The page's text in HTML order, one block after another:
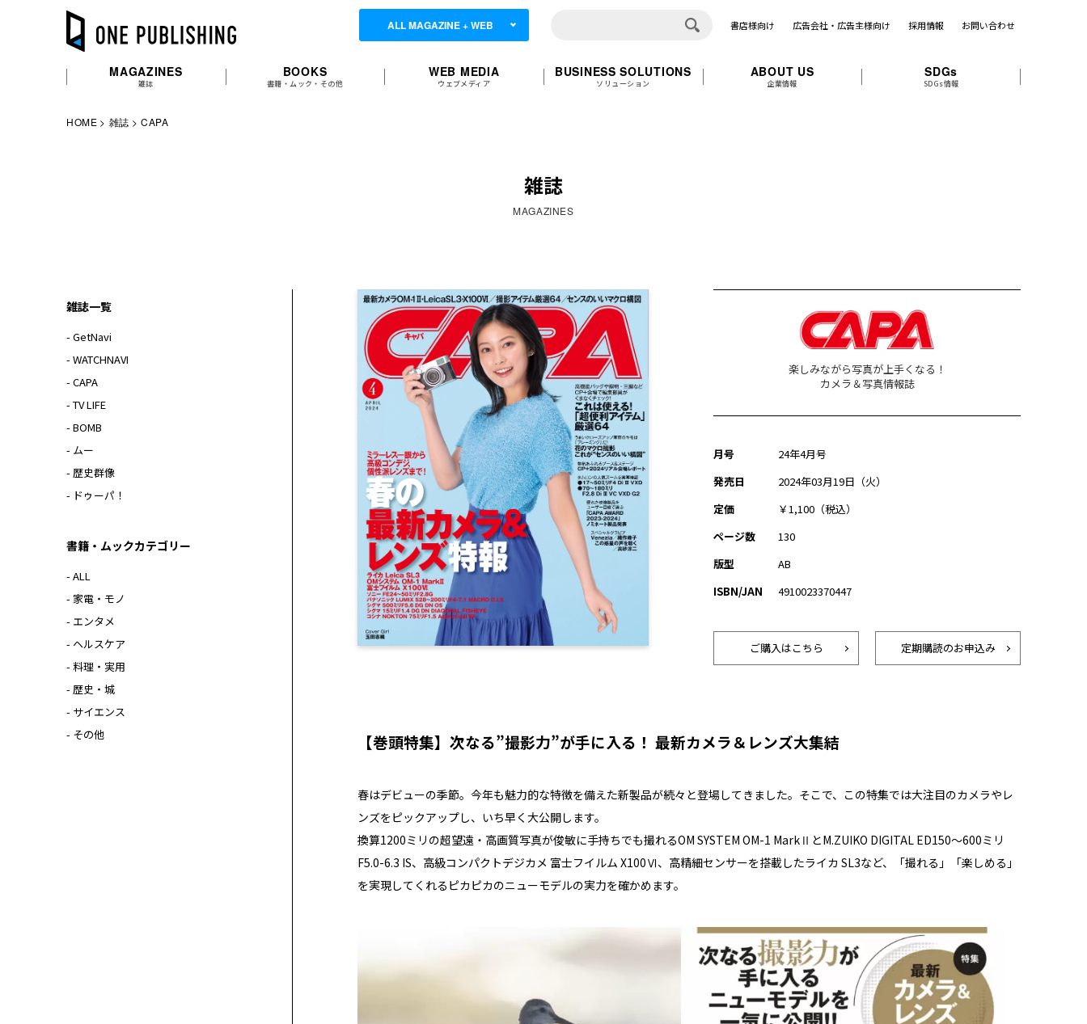
ALL MAGAZINE + WEB 書店様向け 広告会社・広告主様向け 採用情報 お問い合わせ
MAGAZINES
雑誌
BOOKS
書籍・ムック・その他
WEB MEDIA
ウェブメディア
BUSINESS SOLUTIONS
ソリューション
ABOUT US
企業情報
SDGs
SDGs情報
HOME 雑誌 CAPA
雑誌
MAGAZINES
楽しみながら写真が上手くなる！
カメラ＆写真情報誌
月号
24年4月号
発売日
2024年03月19日（火）
定価
￥1,100（税込）
ページ数
130
版型
AB
ISBN/JAN
4910023370447
ご購入はこちら 定期購読のお申込み
【巻頭特集】次なる”撮影力”が手に入る！ 最新カメラ＆レンズ大集結
春はデビューの季節。今年も魅力的な特徴を備えた新製品が続々と登場してきました。そこで、この特集では大注目のカメラやレ
ンズをピックアップし、いち早く大公開します。
換算1200ミリの超望遠・高画質写真が俊敏に手持ちでも撮れるOM SYSTEM OM-1 MarkⅡとM.ZUIKO DIGITAL ED150～600ミリ
F5.0-6.3 IS、高級コンパクトデジカメ 富士フイルム X100Ⅵ、高精細センサーを搭載したライカ SL3など、「撮れる」「楽しめる」
を実現してくれるピカピカのニューモデルの実力を確かめます。
雑誌一覧
- GetNavi
- WATCHNAVI
- CAPA
- TV LIFE
- BOMB
- ムー
- 歴史群像
- ドゥーパ！
書籍・ムックカテゴリー
- ALL
- 家電・モノ
- エンタメ
- ヘルスケア
- 料理・実用
- 歴史・城
- サイエンス
- その他